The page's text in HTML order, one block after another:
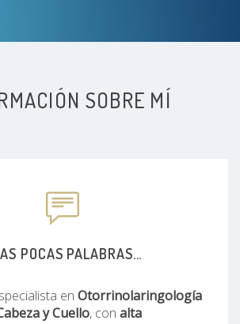
SOBRE MÍ
POCAS PALABRAS...
en Otorrinolaringología
y Cuello, con alta